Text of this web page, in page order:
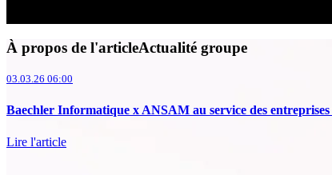
À propos de l'articleActualité groupe
03.03.26 06:00
Baechler Informatique x ANSAM au service des
Lire l'article